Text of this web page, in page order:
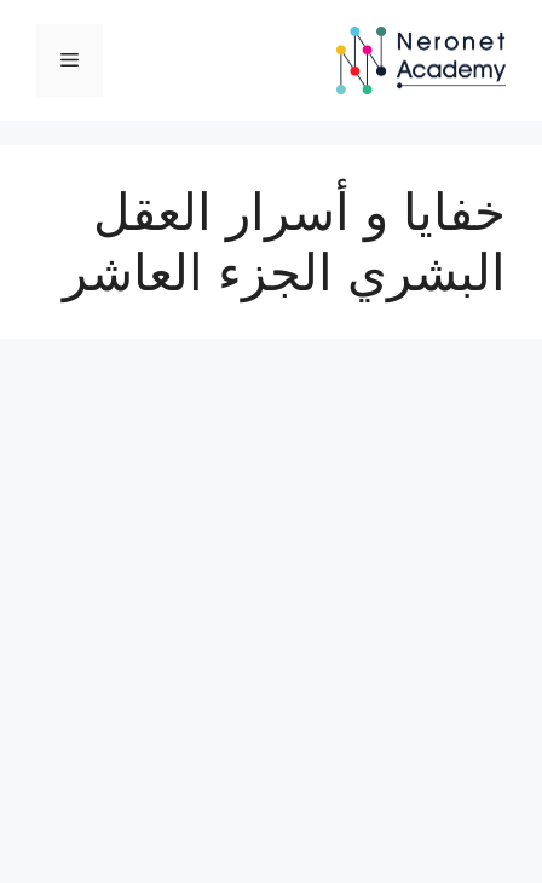
المحتوى
القائمة
خفايا و أسرار العقل
البشري الجزء العاشر